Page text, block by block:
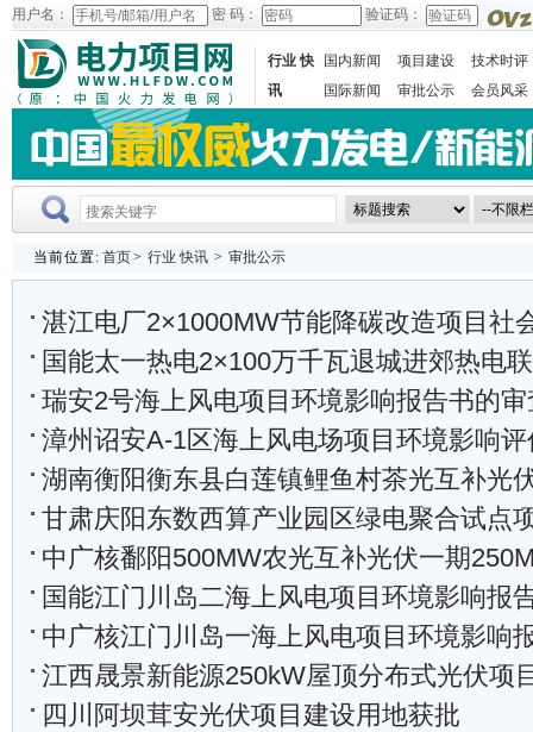
用户名： 密 码： 验证码：
行业 快
讯
国内新闻 项目建设
技术时评
国际新闻
审批公示 会员风采
当前位置: 首页> 行业 快讯 > 审批公示
湛江电厂2×1000MW节能降碳改造项目社会稳定风险评
国能太一热电2×100万千瓦退城进郊热电联产项目环境影响报告书
瑞安2号海上风电项目环境影响报告书的
漳州诏安A-1区海上风电场项目环境影响评价第一
湖南衡阳衡东县白莲镇鲤鱼村茶光互补光伏发电项目110kV送出
甘肃庆阳东数西算产业园区绿电聚合试点项目二期工程100万千瓦
中广核鄱阳500MW农光互补光伏一期250MW项目变
国能江门川岛二海上风电项目环境影响报告书
中广核江门川岛一海上风电项目环境影响
江西晟景新能源250kW屋顶分布式光伏项
四川阿坝茸安光伏项目建设用地获批